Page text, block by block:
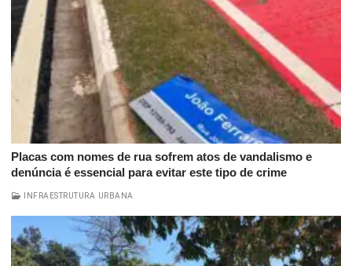
Placas com nomes de rua sofrem atos de vandalismo e
denúncia é essencial para evitar este tipo de crime
INFRAESTRUTURA URBANA